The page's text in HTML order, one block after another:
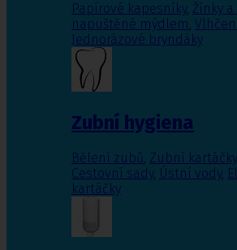
Papírové kapesníky, Žínky
napuštěné mýdlem,
Jednorázové bryndáky
Zubní hygiena
Bělení zubů, Zubní kartáčky
Cestovní sady, Ústní vody,
kartáčky